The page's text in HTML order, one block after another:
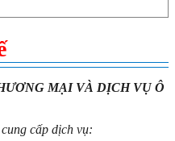
MẠI VÀ DỊCH VỤ Ô
cấp dịch vụ: